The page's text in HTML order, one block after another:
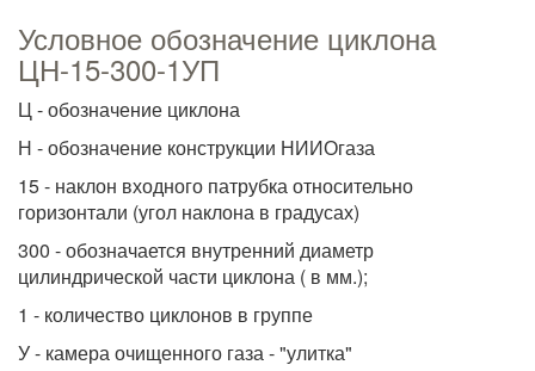
Условное обозначение циклона
ЦН-15-300-1УП
Ц - обозначение циклона
Н - обозначение конструкции НИИОгаза
15 - наклон входного патрубка относительно
горизонтали (угол наклона в градусах)
300 - обозначается внутренний диаметр
цилиндрической части циклона ( в мм.);
1 - количество циклонов в группе
У - камера очищенного газа - "улитка"